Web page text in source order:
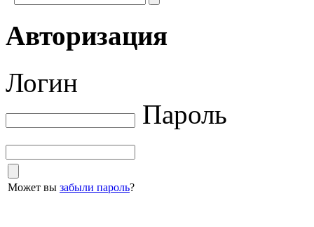
Авторизация
Логин
Пароль
Может вы забыли пароль?